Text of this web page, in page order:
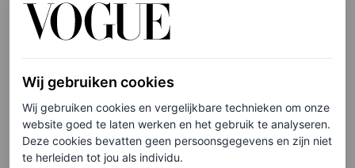
2/5
Jil Sander
Wij gebruiken cookies
Wij gebruiken cookies en vergelijkbare technieken om onze
website goed te laten werken en het gebruik te analyseren.
Deze cookies bevatten geen persoonsgegevens en zijn niet
te herleiden tot jou als individu.